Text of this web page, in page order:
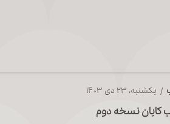
/ یکشنبه، ۲۳ دی ۱۴۰۳
کایان نسخه دوم